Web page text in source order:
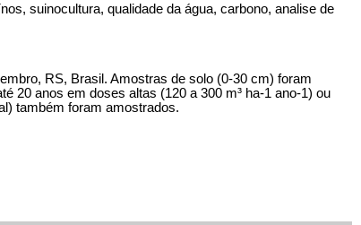
suinocultura, qualidade da água, carbono, analise de
RS, Brasil. Amostras de solo (0-30 cm) foram
20 anos em doses altas (120 a 300 m³ ha-1 ano-1) ou
também foram amostrados.